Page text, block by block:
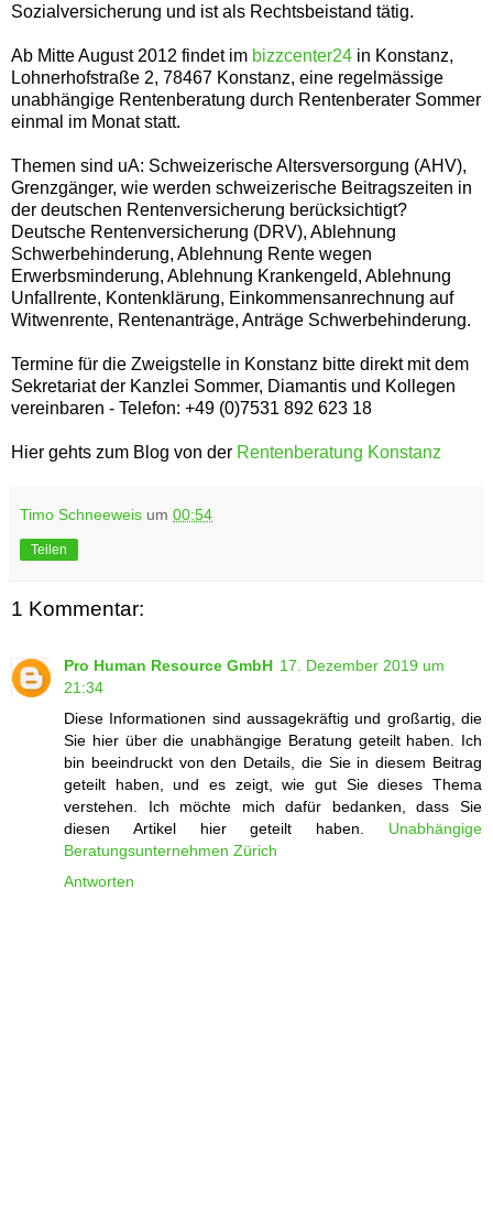
Sozialversicherung und ist als Rechtsbeistand tätig.
Ab Mitte August 2012 findet im bizzcenter24 in Konstanz,
Lohnerhofstraße 2, 78467 Konstanz, eine regelmässige
unabhängige Rentenberatung durch Rentenberater Sommer
einmal im Monat statt.
Themen sind uA: Schweizerische Altersversorgung (AHV),
Grenzgänger, wie werden schweizerische Beitragszeiten in
der deutschen Rentenversicherung berücksichtigt?
Deutsche Rentenversicherung (DRV), Ablehnung
Schwerbehinderung, Ablehnung Rente wegen
Erwerbsminderung, Ablehnung Krankengeld, Ablehnung
Unfallrente, Kontenklärung, Einkommensanrechnung auf
Witwenrente, Rentenanträge, Anträge Schwerbehinderung.
Termine für die Zweigstelle in Konstanz bitte direkt mit dem
Sekretariat der Kanzlei Sommer, Diamantis und Kollegen
vereinbaren - Telefon: +49 (0)7531 892 623 18
Hier gehts zum Blog von der Rentenberatung Konstanz
Timo Schneeweis um 00:54
Teilen
1 Kommentar:
Pro Human Resource GmbH 17. Dezember 2019 um
21:34
Diese Informationen sind aussagekräftig und großartig, die
Sie hier über die unabhängige Beratung geteilt haben. Ich
bin beeindruckt von den Details, die Sie in diesem Beitrag
geteilt haben, und es zeigt, wie gut Sie dieses Thema
verstehen. Ich möchte mich dafür bedanken, dass Sie
diesen Artikel hier geteilt haben. Unabhängige
Beratungsunternehmen Zürich
Antworten